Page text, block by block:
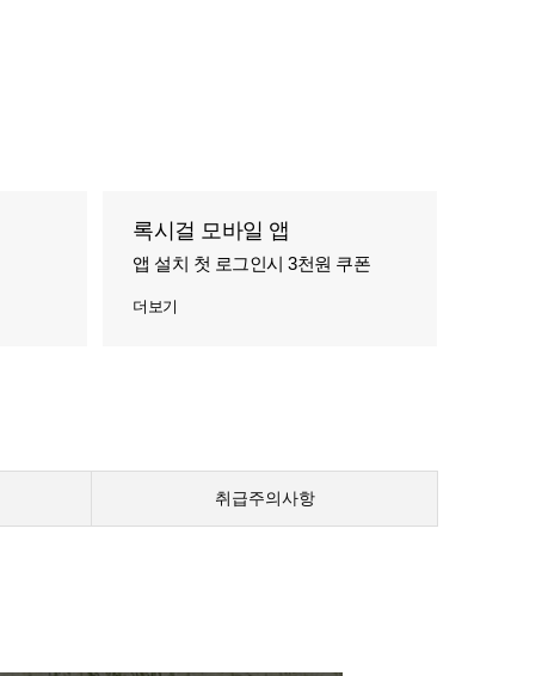
록시걸 모바일 앱
앱 설치 첫 로그인시 3천원 쿠폰
더보기
취급주의사항